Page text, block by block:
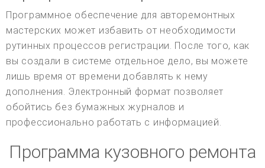
Программное обеспечение для авторемонтных
мастерских может избавить от необходимости
рутинных процессов регистрации. После того, как
вы создали в системе отдельное дело, вы можете
лишь время от времени добавлять к нему
дополнения. Электронный формат позволяет
обойтись без бумажных журналов и
профессионально работать с информацией.
Программа кузовного ремонта